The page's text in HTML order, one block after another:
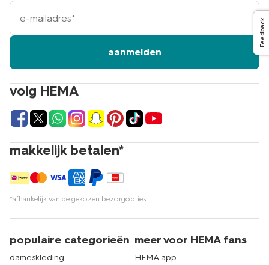
volg HEMA
makkelijk betalen*
*afhankelijk van de gekozen bezorgopties
e-
mailadres
aanmelden
populaire categorieën
dameskleding
meer voor HEMA fans
HEMA app
Feedback